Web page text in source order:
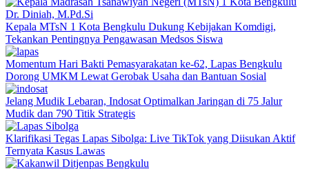
Kepala MTsN 1 Kota Bengkulu Dukung Kebijakan Komdigi,
Tekankan Pentingnya Pengawasan Medsos Siswa
Momentum Hari Bakti Pemasyarakatan ke-62, Lapas Bengkulu
Dorong UMKM Lewat Gerobak Usaha dan Bantuan Sosial
Jelang Mudik Lebaran, Indosat Optimalkan Jaringan di 75 Jalur
Mudik dan 790 Titik Strategis
Klarifikasi Tegas Lapas Sibolga: Live TikTok yang Diisukan Aktif
Ternyata Kasus Lawas